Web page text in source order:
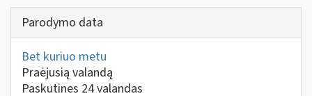
Parodymo data
Bet kuriuo metu
Praėjusią valandą
Paskutines 24 valandas